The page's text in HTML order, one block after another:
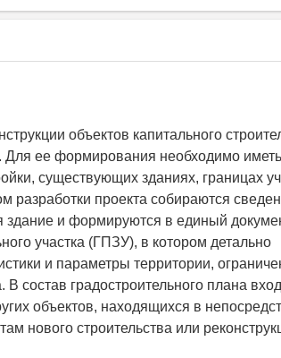
объектов капитального
Для ее формирования необходимо иметь
существующих зданиях, границах
разработки проекта собираются
здание и формируются в единый
участка (ГПЗУ), в котором детально
и параметры территории,
В состав градостроительного плана
объектов, находящихся в
нового строительства или